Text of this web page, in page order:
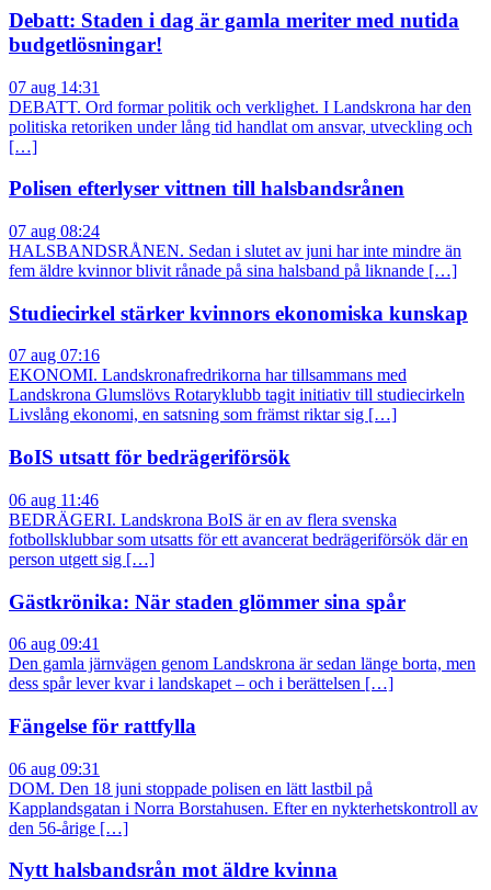
Debatt: Staden i dag är gamla meriter med nutida
budgetlösningar!
07 aug 14:31
DEBATT. Ord formar politik och verklighet. I Landskrona har den
politiska retoriken under lång tid handlat om ansvar, utveckling och
[…]
Polisen efterlyser vittnen till halsbandsrånen
07 aug 08:24
HALSBANDSRÅNEN. Sedan i slutet av juni har inte mindre än
fem äldre kvinnor blivit rånade på sina halsband på liknande […]
Studiecirkel stärker kvinnors ekonomiska kunskap
07 aug 07:16
EKONOMI. Landskronafredrikorna har tillsammans med
Landskrona Glumslövs Rotaryklubb tagit initiativ till studiecirkeln
Livslång ekonomi, en satsning som främst riktar sig […]
BoIS utsatt för bedrägeriförsök
06 aug 11:46
BEDRÄGERI. Landskrona BoIS är en av flera svenska
fotbollsklubbar som utsatts för ett avancerat bedrägeriförsök där en
person utgett sig […]
Gästkrönika: När staden glömmer sina spår
06 aug 09:41
Den gamla järnvägen genom Landskrona är sedan länge borta, men
dess spår lever kvar i landskapet – och i berättelsen […]
Fängelse för rattfylla
06 aug 09:31
DOM. Den 18 juni stoppade polisen en lätt lastbil på
Kapplandsgatan i Norra Borstahusen. Efter en nykterhetskontroll av
den 56-årige […]
Nytt halsbandsrån mot äldre kvinna